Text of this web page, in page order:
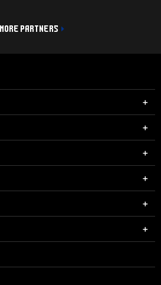
MORE PARTNERS